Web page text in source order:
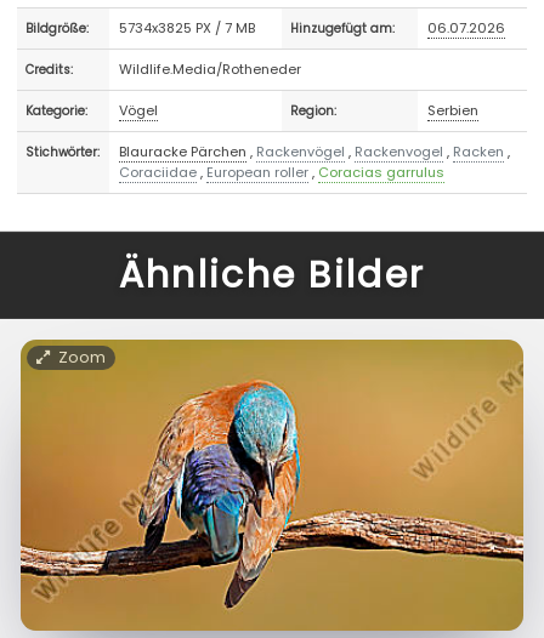
Bildgröße: 5734x3825 PX / 7 MB Hinzugefügt am: 06.07.2026
Credits: Wildlife.Media/Rotheneder
Kategorie: Vögel Region: Serbien
Stichwörter: Blauracke Pärchen , Rackenvögel , Rackenvogel , Racken ,
Coraciidae, European roller, Coracias garrulus
Ähnliche Bilder
Zoom